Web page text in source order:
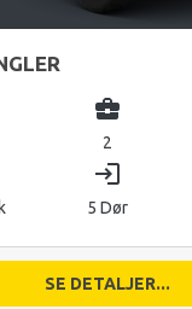
business_center
2
login
5 Dør
SE DETALJER...